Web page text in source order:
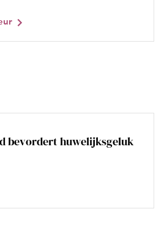
bevordert huwelijksgeluk